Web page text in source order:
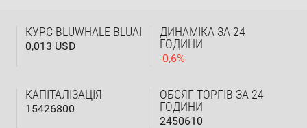
КУРС BLUWHALE BLUAI
0,013 USD
ДИНАМІКА ЗА 24
ГОДИНИ
-0,6%
КАПІТАЛІЗАЦІЯ
15426800
ОБСЯГ ТОРГІВ ЗА 24
ГОДИНИ
2450610